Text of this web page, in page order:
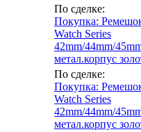
По сделке:
Покупка:
Watch Series
42mm/44mm/
метал.корпус
По сделке:
Покупка:
Watch Series
42mm/44mm/
метал.корпус